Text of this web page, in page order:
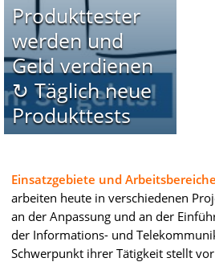
Produkttester
werden und
Geld verdienen
↻ Täglich neue
Produkttests
Einsatzgebiete und
arbeiten heute in verschiedenen
an der Anpassung und an der
der Informations- und
Schwerpunkt ihrer Tätigkeit stellt